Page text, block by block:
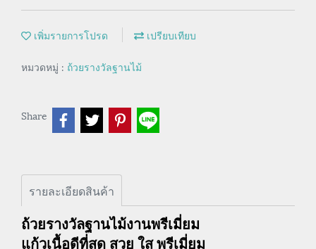
เพิ่มรายการโปรด เปรียบเทียบ
หมวดหมู่ : ถ้วยรางวัลฐานไม้
Share
รายละเอียดสินค้า
ถ้วยรางวัลฐานไม้งานพรีเมี่ยม
แก้วเนื้อดีที่สุด สวย ใส พรีเมี่ยม